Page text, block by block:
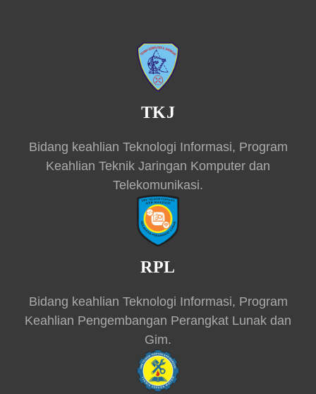
TKJ
Bidang keahlian Teknologi Informasi, Program
Keahlian Teknik Jaringan Komputer dan
Telekomunikasi.
RPL
Bidang keahlian Teknologi Informasi, Program
Keahlian Pengembangan Perangkat Lunak dan
Gim.